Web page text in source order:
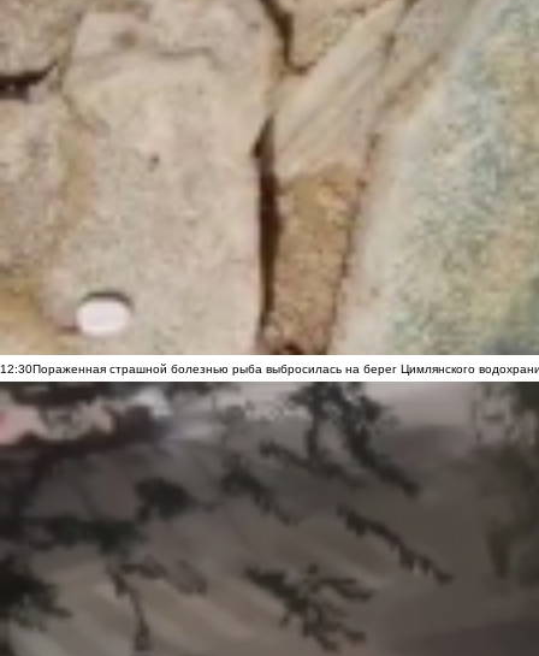
12:30Пораженная страшной болезнью рыба выбросилась на берег Цимлянского